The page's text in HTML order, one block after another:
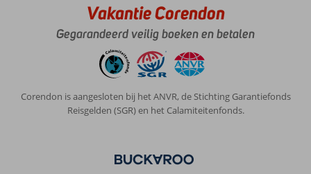
Vakantie Corendon
Gegarandeerd veilig boeken en betalen
Corendon is aangesloten bij het ANVR, de Stichting Garantiefonds
Reisgelden (SGR) en het Calamiteitenfonds.